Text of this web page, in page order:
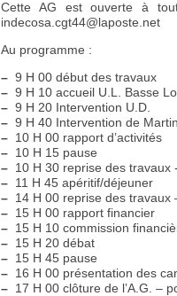
Cette AG est ouverte à
indecosa.cgt44@laposte.net
Au programme :
– 9 H 00 début des travaux
– 9 H 10 accueil U.L. Basse
– 9 H 20 Intervention U.D.
– 9 H 40 Intervention de
– 10 H 00 rapport d’activités
– 10 H 15 pause
– 10 H 30 reprise des travaux
– 11 H 45 apéritif/déjeuner
– 14 H 00 reprise des travaux
– 15 H 00 rapport financier
– 15 H 10 commission
– 15 H 20 débat
– 15 H 45 pause
– 16 H 00 présentation des
– 17 H 00 clôture de l’A.G. –